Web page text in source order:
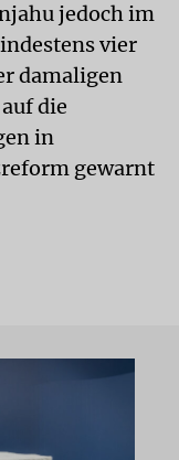
jedoch im
vier
damaligen
die
in
gewarnt